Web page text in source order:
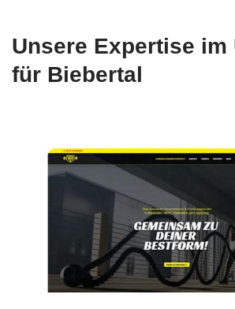
Unsere Expertise im
für Biebertal